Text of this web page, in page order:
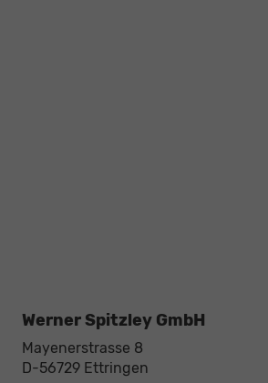
Werner Spitzley GmbH
Mayenerstrasse 8
D-56729 Ettringen